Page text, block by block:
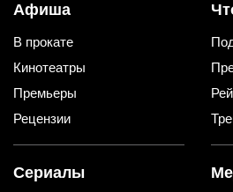
Афиша
В прокате
Кинотеатры
Премьеры
Рецензии
Сериалы